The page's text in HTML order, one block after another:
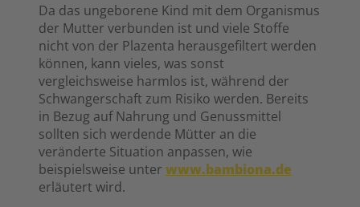
Da das ungeborene Kind mit dem Organismus
der Mutter verbunden ist und viele Stoffe
nicht von der Plazenta herausgefiltert werden
können, kann vieles, was sonst
vergleichsweise harmlos ist, während der
Schwangerschaft zum Risiko werden. Bereits
in Bezug auf Nahrung und Genussmittel
sollten sich werdende Mütter an die
veränderte Situation anpassen, wie
beispielsweise unter www.bambiona.de
erläutert wird.